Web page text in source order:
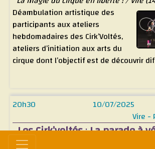
Déambulation artistique des
participants aux ateliers
hebdomadaires des Cirk’Voltés,
ateliers d’initiation aux arts du
cirque dont l’objectif est de découvrir
Un moment festif où le cirque se fait
art de vivre !
10/07/2025
20h30
Vire -
Les Cirk’voltés:La parade à
Vire (14)